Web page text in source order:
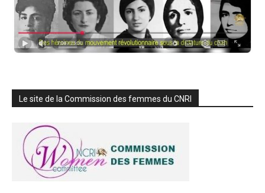
Le site de la Commission des femmes du CNRI